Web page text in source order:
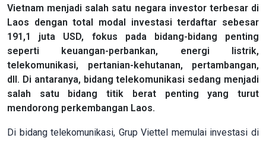
Vietnam menjadi salah satu negara investor terbesar di
Laos dengan total modal investasi terdaftar sebesar
191,1 juta USD, fokus pada bidang-bidang penting
seperti keuangan-perbankan, energi listrik,
telekomunikasi, pertanian-kehutanan, pertambangan,
dll. Di antaranya, bidang telekomunikasi sedang menjadi
salah satu bidang titik berat penting yang turut
mendorong perkembangan Laos.
Di bidang telekomunikasi, Grup Viettel memulai investasi di